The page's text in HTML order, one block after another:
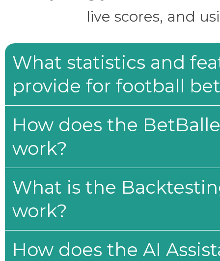
live scores, and
What statistics and
provide for football
How does the
work?
What is the
work?
How does the AI